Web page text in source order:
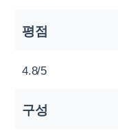
평점
4.8/5
구성